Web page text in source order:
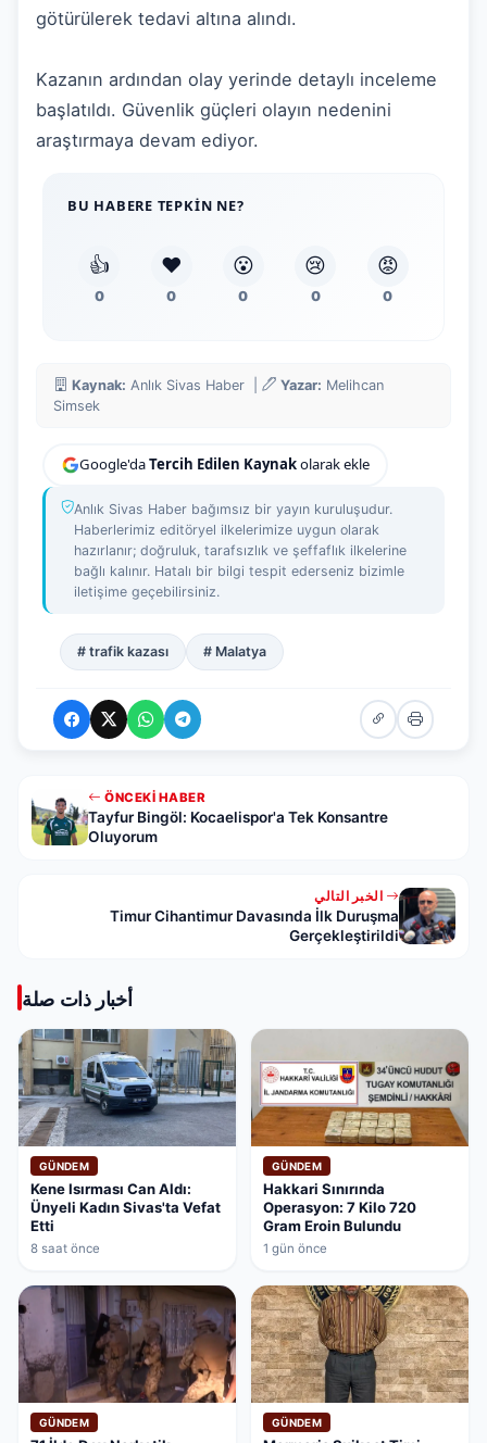
götürülerek tedavi altına alındı.
Kazanın ardından olay yerinde detaylı inceleme
başlatıldı. Güvenlik güçleri olayın nedenini
araştırmaya devam ediyor.
BU HABERE TEPKIN NE?
👍
0
❤️
0
😮
0
😢
0
😡
0
Kaynak: Anlık Sivas Haber | Yazar: Melihcan
Simsek
Google'daTercih Edilen Kaynakolarak ekle
Anlık Sivas Haber bağımsız bir yayın kuruluşudur.
Haberlerimiz editöryel ilkelerimize uygun olarak
hazırlanır; doğruluk, tarafsızlık ve şeffaflık ilkelerine
bağlı kalınır. Hatalı bir bilgi tespit ederseniz bizimle
iletişime geçebilirsiniz.
# trafik kazası # Malatya
ÖNCEKI HABER
Tayfur Bingöl: Kocaelispor'a Tek Konsantre
Oluyorum
Timur Cihantimur Davasında İlk Duruşma
Gerçekleştirildi
أخبار ذات صلة
GÜNDEM
Kene Isırması Can Aldı:
Ünyeli Kadın Sivas'ta Vefat
Etti
8 saat önce
GÜNDEM
Hakkari Sınırında
Operasyon: 7 Kilo 720
Gram Eroin Bulundu
1 gün önce
GÜNDEM GÜNDEM